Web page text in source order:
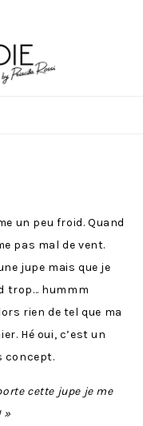
un peu froid. Quand
pas mal de vent.
jupe mais que je
trop… hummm
rien de tel que ma
Hé oui, c’est un
concept.
cette jupe je me
»